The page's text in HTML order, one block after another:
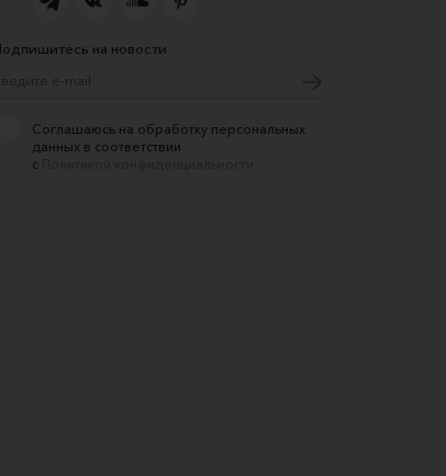
на новости
Соглашаюсь на обработку персональных
данных в соответствии
с